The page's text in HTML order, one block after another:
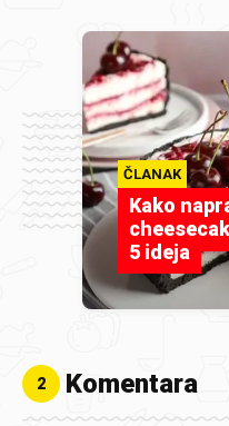
ČLANAK
Kako
5 ideja
2 Komentara